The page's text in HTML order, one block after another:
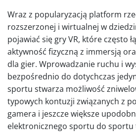
Wraz z popularyzacją platform
rozszerzonej i wirtualnej w
pojawiać się gry VR, które często
aktywność fizyczną z immersją
dla gier. Wprowadzanie ruchu i
bezpośrednio do dotychczas
sportu stwarza możliwość
typowych kontuzji związanych z
gamera i jeszcze większe
elektronicznego sportu do sportu